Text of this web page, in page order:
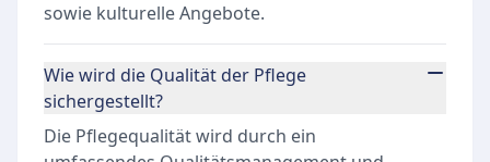
sowie kulturelle Angebote.
Wie wird die Qualität der Pflege
sichergestellt?
Die Pflegequalität wird durch ein